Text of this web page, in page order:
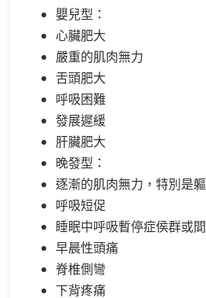
嬰兒型：
心臟肥大
嚴重的肌肉無力
舌頭肥大
呼吸困難
發展遲緩
肝臟肥大
晚發型：
逐漸的肌肉無力，特別是
呼吸短促
睡眠中呼吸暫停症侯群或
早晨性頭痛
脊椎側彎
下背疼痛